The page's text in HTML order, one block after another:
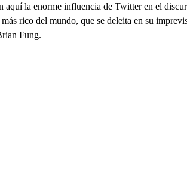
aquí la enorme influencia de Twitter en el
rico del mundo, que se deleita en su
Fung.